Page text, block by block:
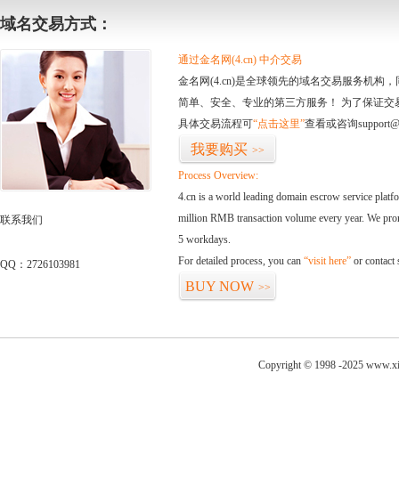
域名交易方式：
联系我们
QQ：2726103981
通过金名网(4.cn) 中介交易
金名网(4.cn)是全球领先的域名交易服务机构
简单、安全、专业的第三方服务！ 为了保证
具体交易流程可“点击这里”查看或咨询
我要购买 >>
Process Overview:
4.cn is a world leading domain escrow service
million RMB transaction volume every year. We
5 workdays.
For detailed process, you can “visit here” or contact
BUY NOW >>
Copyright © 1998 -2025